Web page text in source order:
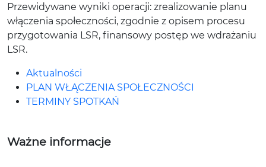
Przewidywane wyniki operacji: zrealizowanie planu
włączenia społeczności, zgodnie z opisem procesu
przygotowania LSR, finansowy postęp we wdrażaniu
LSR.
Aktualności
PLAN WŁĄCZENIA SPOŁECZNOŚCI
TERMINY SPOTKAŃ
Ważne informacje